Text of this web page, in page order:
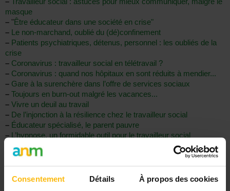
Consentement Détails À propos des cookies
masque
– "Être éducateur dans une société en crise"
– Le non-marchand, oublié du (dé)confinement
– Patients psychiatriques, détenus, personnel : les oubliés de la
crise
– Coronavirus : travailleur social en télétravail ?
– Coronavirus : quand nos hôpitaux en sont réduits à mendier...
– Gare à la surenchère dans l’offre de services sociaux
– Toujours en burn-out malgré les vacances...
– Vivre un deuil au travail
– De l’injonction à la résilience chez le travailleur social
– Éducateur spécialisé, le parent pauvre
– L’hypnose, un formidable outil pour le travailleur social
Travailler en réseau : bénéfices et difficultés
Les travailleurs sociaux sont-ils tous sur un pied d’égalité ?
– Travailleur social : gérer la lassitude professionnelle